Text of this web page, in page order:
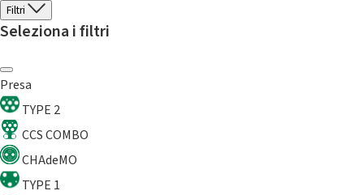
Filtri
Seleziona i filtri
Presa
TYPE 2
CCS COMBO
CHAdeMO
TYPE 1